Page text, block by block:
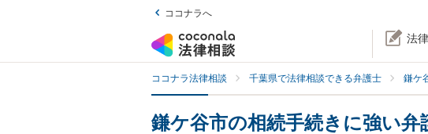
ココナラへ
法
ココナラ法律相談 千葉県で法律相談できる弁護士 鎌ケ
鎌ケ谷市の相続手続きに強い弁